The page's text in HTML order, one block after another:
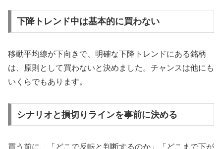
下降トレンド中は基本的に買わない
移動平均線が下向きで、明確な下降トレンドにある銘柄
は、原則として買わないと決めました。チャンスは他にも
いくらでもあります。
シナリオと損切りラインを事前に決める
買う前に、「どこで反転と判断するのか」「どこまで下が